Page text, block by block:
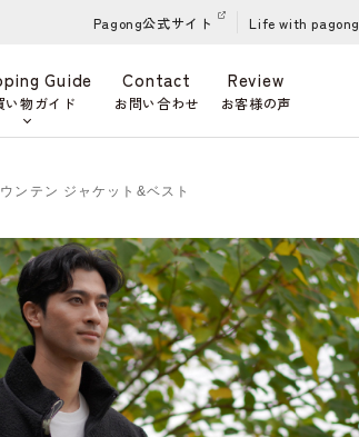
Pagong公式サイト Life with pagong
Guide
い物ガイド
Contact
お問い合わせ
Review
お客様の声
ンテン ジャケット&ベスト